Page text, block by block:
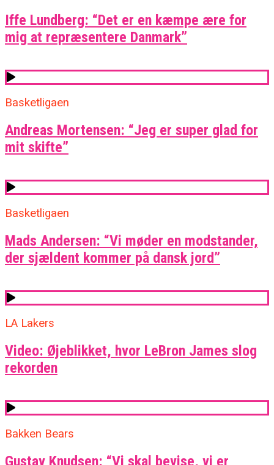
Iffe Lundberg: “Det er en kæmpe ære for
mig at repræsentere Danmark”
Basketligaen
Andreas Mortensen: “Jeg er super glad for
mit skifte”
Basketligaen
Mads Andersen: “Vi møder en modstander,
der sjældent kommer på dansk jord”
LA Lakers
Video: Øjeblikket, hvor LeBron James slog
rekorden
Bakken Bears
Gustav Knudsen: “Vi skal bevise, vi er